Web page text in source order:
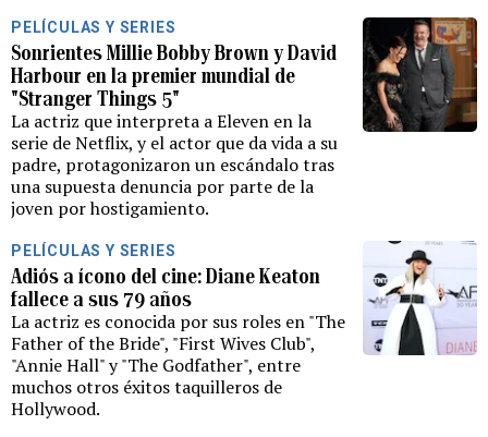
PELÍCULAS Y SERIES
Sonrientes Millie Bobby Brown y David
Harbour en la premier mundial de
"Stranger Things 5"
La actriz que interpreta a Eleven en la
serie de Netflix, y el actor que da vida a su
padre, protagonizaron un escándalo tras
una supuesta denuncia por parte de la
joven por hostigamiento.
PELÍCULAS Y SERIES
Adiós a ícono del cine: Diane Keaton
fallece a sus 79 años
La actriz es conocida por sus roles en "The
Father of the Bride", "First Wives Club",
"Annie Hall" y "The Godfather", entre
muchos otros éxitos taquilleros de
Hollywood.